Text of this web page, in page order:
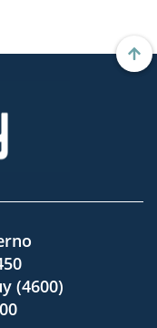
(4600)